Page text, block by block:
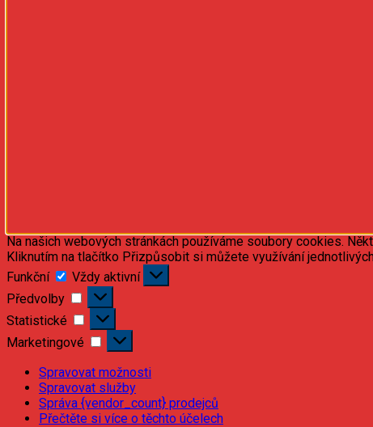
Na našich webových stránkách používáme soubory cookies.
Kliknutím na tlačítko Přizpůsobit si můžete využívání
Funkční
Funkční
Vždy aktivní
Předvolby
Předvolby
Statistické
Statistické
Marketingové
Marketingové
Spravovat možnosti
Spravovat služby
Správa {vendor_count} prodejců
Přečtěte si více o těchto účelech